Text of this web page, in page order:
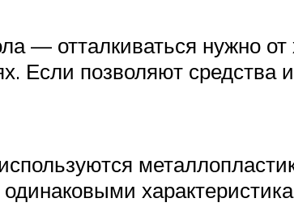
— отталкиваться нужно
позволяют средства